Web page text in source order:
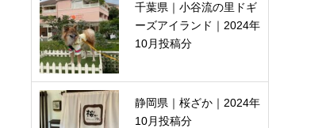
千葉県｜小谷流の里ドギ
ーズアイランド｜2024年
10月投稿分
静岡県｜桜ざか｜2024年
10月投稿分